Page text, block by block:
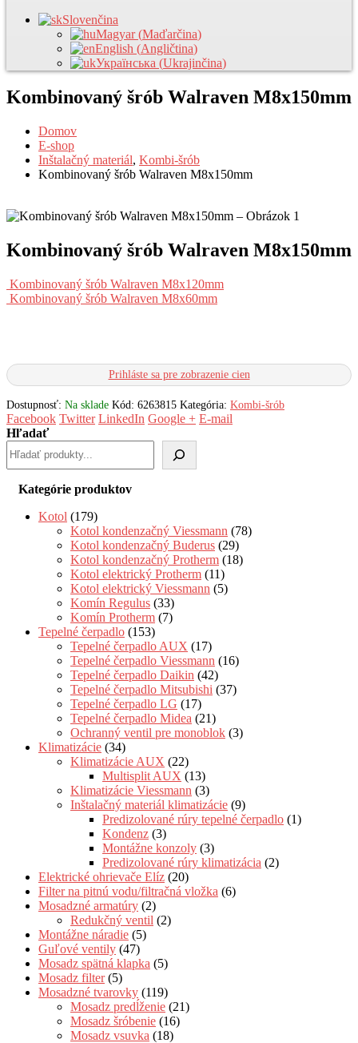
Slovenčina
Magyar (Maďarčina)
English (Angličtina)
Українська (Ukrajinčina)
Kombinovaný šrób Walraven M8x150mm
Domov
E-shop
Inštalačný materiál, Kombi-šrób
Kombinovaný šrób Walraven M8x150mm
Kombinovaný šrób Walraven M8x150mm
Kombinovaný šrób Walraven M8x120mm
Kombinovaný šrób Walraven M8x60mm
Prihláste sa pre zobrazenie cien
Dostupnosť: Na sklade Kód: 6263815 Kategória: Kombi-šrób
Facebook Twitter LinkedIn Google + E-mail
Hľadať
Kategórie produktov
Kotol (179)
Kotol kondenzačný Viessmann (78)
Kotol kondenzačný Buderus (29)
Kotol kondenzačný Protherm (18)
Kotol elektrický Protherm (11)
Kotol elektrický Viessmann (5)
Komín Regulus (33)
Komín Protherm (7)
Tepelné čerpadlo (153)
Tepelné čerpadlo AUX (17)
Tepelné čerpadlo Viessmann (16)
Tepelné čerpadlo Daikin (42)
Tepelné čerpadlo Mitsubishi (37)
Tepelné čerpadlo LG (17)
Tepelné čerpadlo Midea (21)
Ochranný ventil pre monoblok (3)
Klimatizácie (34)
Klimatizácie AUX (22)
Multisplit AUX (13)
Klimatizácie Viessmann (3)
Inštalačný materiál klimatizácie (9)
Predizolované rúry tepelné čerpadlo (1)
Kondenz (3)
Montážne konzoly (3)
Predizolované rúry klimatizácia (2)
Elektrické ohrievače Elíz (20)
Filter na pitnú vodu/filtračná vložka (6)
Mosadzné armatúry (2)
Redukčný ventil (2)
Montážne náradie (5)
Guľové ventily (47)
Mosadz spätná klapka (5)
Mosadz filter (5)
Mosadzné tvarovky (119)
Mosadz predĺženie (21)
Mosadz šróbenie (16)
Mosadz vsuvka (18)